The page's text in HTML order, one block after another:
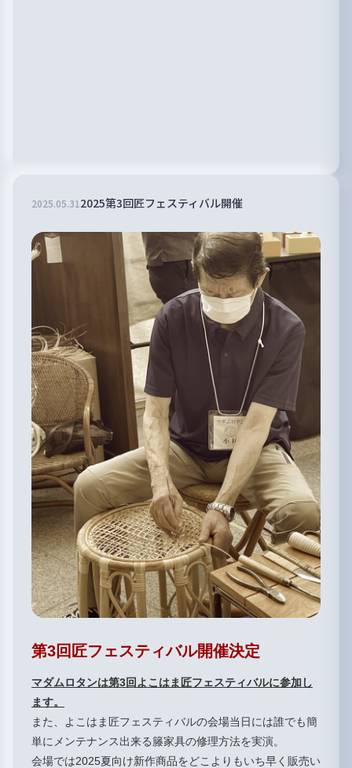
2025.05.31 2025第3回匠フェスティバル開催
第3回匠フェスティバル開催決定
マダムロタンは第3回よこはま匠フェスティバルに参加し
ます。
また、よこはま匠フェスティバルの会場当日には誰でも簡
単にメンテナンス出来る籐家具の修理方法を実演。
会場では2025夏向け新作商品をどこよりもいち早く販売い